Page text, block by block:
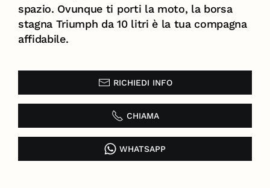
spazio. Ovunque ti porti la moto, la borsa
stagna Triumph da 10 litri è la tua compagna
affidabile.
RICHIEDI INFO
CHIAMA
WHATSAPP